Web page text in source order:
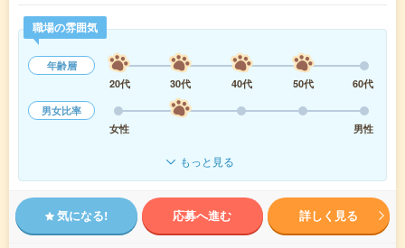
職場の雰囲気
年齢層
20代
30代 40代 50代
60代
男女比率
女性
男性
もっと見る
気になる! 応募へ進む 詳しく見る